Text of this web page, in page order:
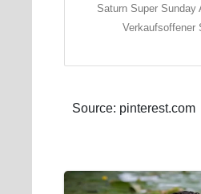
Saturn Super Sunday
Verkaufsoffener
Source: pinterest.com